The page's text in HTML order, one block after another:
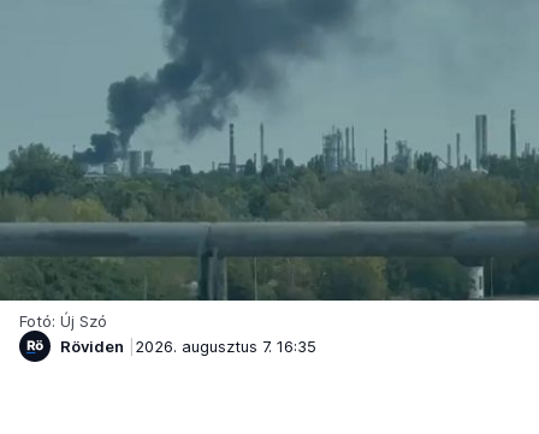
Fotó: Új Szó
Röviden
2026. augusztus 7. 16:35